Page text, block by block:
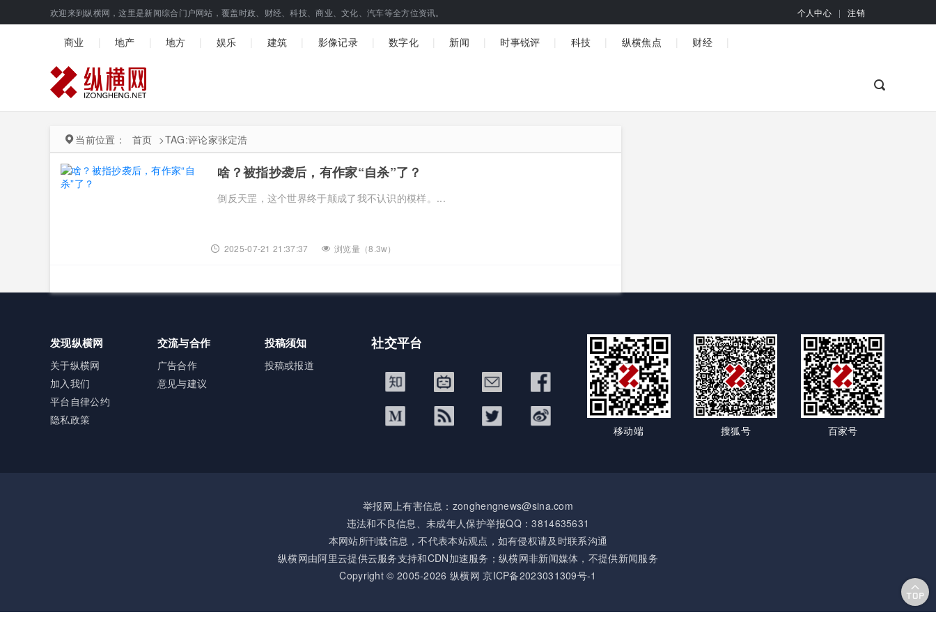
欢迎来到纵横网，这里是新闻综合门户网站，覆盖时政、财经、科技、商业、文化、汽车等全方位资讯。 个人中心 | 注销
商业 地产 地方 娱乐 建筑 影像记录 数字化 新闻 时事锐评 科技 纵横焦点 财经
当前位置： 首页 >TAG:评论家张定浩
啥？被指抄袭后，有作家“自杀”了？
倒反天罡，这个世界终于颠成了我不认识的模样。...
2025-07-21 21:37:37 浏览量（8.3w）
发现纵横网
关于纵横网
加入我们
平台自律公约
隐私政策
交流与合作
广告合作
意见与建议
投稿须知
投稿或报道
社交平台
移动端 搜狐号 百家号
举报网上有害信息：zonghengnews@sina.com
违法和不良信息、未成年人保护举报QQ：3814635631
本网站所刊载信息，不代表本站观点，如有侵权请及时联系沟通
纵横网由阿里云提供云服务支持和CDN加速服务；纵横网非新闻媒体，不提供新闻服务
Copyright © 2005-2026 纵横网京ICP备2023031309号-1